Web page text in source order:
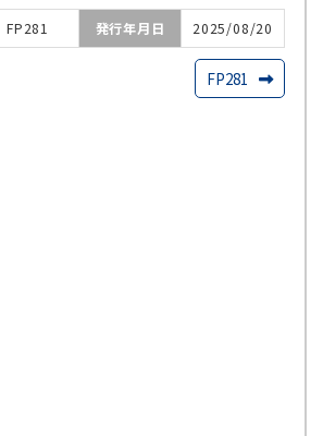
FP281 発行年月日 2025/08/20
FP281